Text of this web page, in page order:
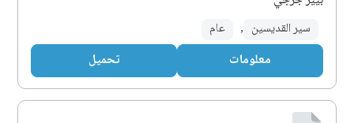
سير القديسين , عام
معلومات تحميل